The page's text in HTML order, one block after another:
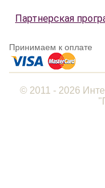
Партнерская
Принимаем к оплате
© 2011 - 2026